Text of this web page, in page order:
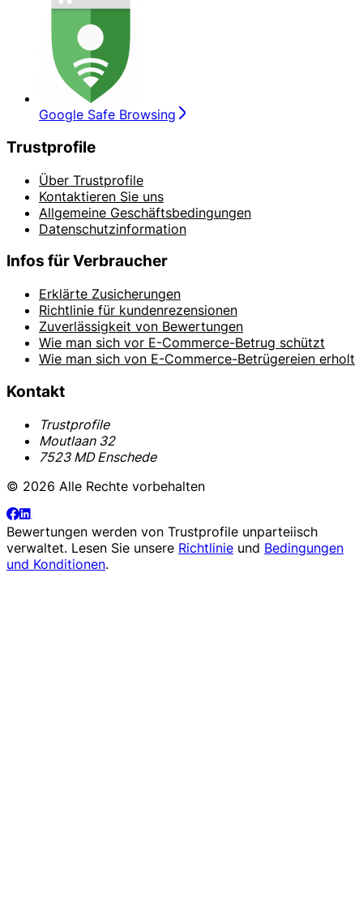
Google Safe Browsing
Trustprofile
Über Trustprofile
Kontaktieren Sie uns
Allgemeine Geschäftsbedingungen
Datenschutzinformation
Infos für Verbraucher
Erklärte Zusicherungen
Richtlinie für kundenrezensionen
Zuverlässigkeit von Bewertungen
Wie man sich vor E-Commerce-Betrug schützt
Wie man sich von E-Commerce-Betrügereien erholt
Kontakt
Trustprofile
Moutlaan 32
7523 MD Enschede
© 2026 Alle Rechte vorbehalten
Bewertungen werden von Trustprofile unparteiisch
verwaltet. Lesen Sie unsere Richtlinie und Bedingungen
und Konditionen.